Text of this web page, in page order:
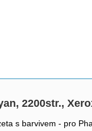
2200str.,
s barvivem - pro